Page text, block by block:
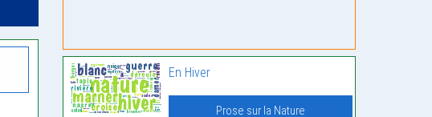
En Hiver
Prose sur la Nature